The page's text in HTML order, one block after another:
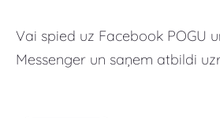
Vai spied uz Facebook POGU
Messenger un saņem atbildi